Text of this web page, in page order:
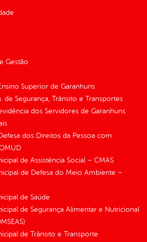
Gestão
Superior de Garanhuns
de Segurança, Trânsito e Transportes
dos Servidores de Garanhuns
dos Direitos da Pessoa com
de Assistência Social – CMAS
de Defesa do Meio Ambiente –
de Saúde
de Segurança Alimentar e Nutricional
de Trânsito e Transporte